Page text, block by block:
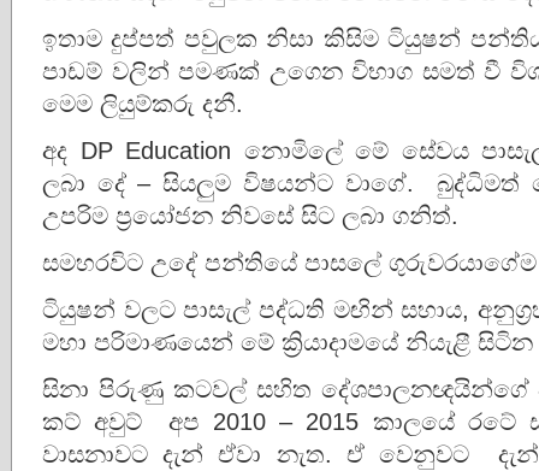
ඉතාම දුප්පත් පවුලක නිසා කිසිම ටියුෂන්
පාඩම් වලින් පමණක් උගෙන විභාග සමත් වී
මෙම ලියුම්කරු දනී.
අද DP Education නොමිලේ මේ සේවය
ලබා දේ – සියලුම විෂයන්ට වාගේ.
උපරිම ප්‍රයෝජන නිවසේ සිට ලබා ගනිත්.
සමහරවිට උදේ පන්තියේ පාසලේ
ටියුෂන් වලට පාසැල් පද්ධති මඟින් සහාය,
මහා පරිමාණයෙන් මේ ක්‍රියාදාමයේ නියැළී
සිනා පිරුණු කටවල් සහිත දේශපාලනඥයින්ගේ
කට් අවුට් අප 2010 – 2015 කාලයේ රටේ
වාසනාවට දැන් ඒවා නැත. ඒ වෙනුවට